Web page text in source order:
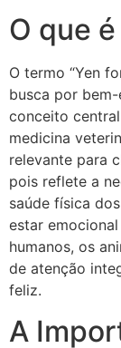
O que
O termo “Yen
busca por
conceito
medicina
relevante para
pois reflete a
saúde física
estar
humanos, os
de atenção
feliz.
A